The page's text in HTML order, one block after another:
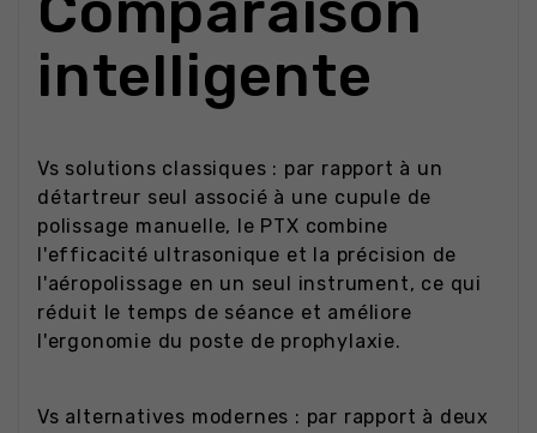
intelligente
Vs solutions classiques : par rapport à un
détartreur seul associé à une cupule de
polissage manuelle, le PTX combine
l'efficacité ultrasonique et la précision de
l'aéropolissage en un seul instrument, ce qui
réduit le temps de séance et améliore
l'ergonomie du poste de prophylaxie.
Vs alternatives modernes : par rapport à deux